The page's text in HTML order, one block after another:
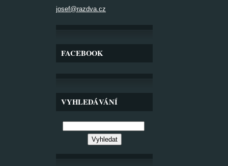
josef@razdva.cz
FACEBOOK
VYHLEDÁVÁNÍ